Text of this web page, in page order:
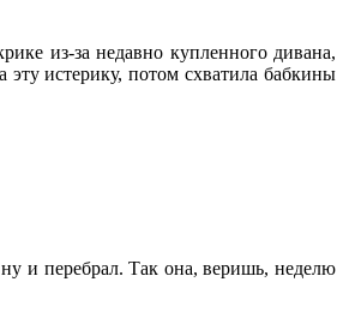
из-за недавно купленного дивана,
истерику, потом схватила бабкины
и перебрал. Так она, веришь, неделю